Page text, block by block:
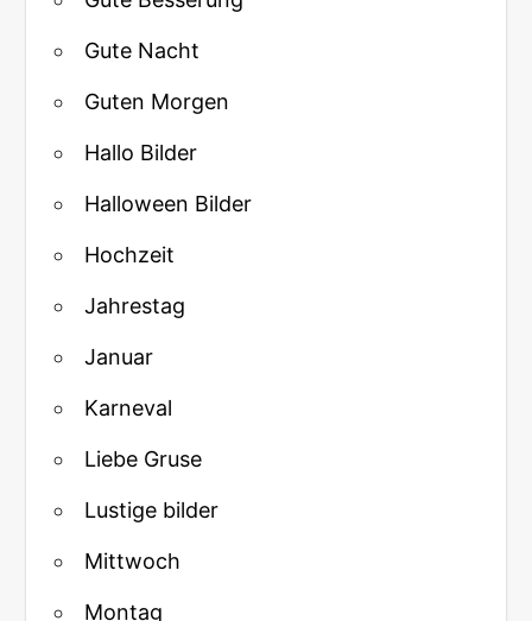
Gute Nacht
Guten Morgen
Hallo Bilder
Halloween Bilder
Hochzeit
Jahrestag
Januar
Karneval
Liebe Gruse
Lustige bilder
Mittwoch
Montag